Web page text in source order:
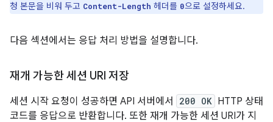
청 본문을 비워 두고 Content-Length 헤더를 0으로 설정하세요.
다음 섹션에서는 응답 처리 방법을 설명합니다.
재개 가능한 세션 URI 저장
세션 시작 요청이 성공하면 API 서버에서 200 OK HTTP 상태
코드를 응답으로 반환합니다. 또한 재개 가능한 세션 URI가 지